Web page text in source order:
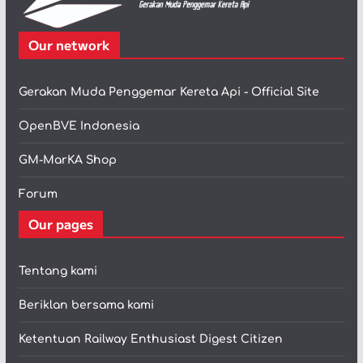
Our network
Gerakan Muda Penggemar Kereta Api - Official Site
OpenBVE Indonesia
GM-MarKA Shop
Forum
Our pages
Tentang kami
Beriklan bersama kami
Ketentuan Railway Enthusiast Digest Citizen